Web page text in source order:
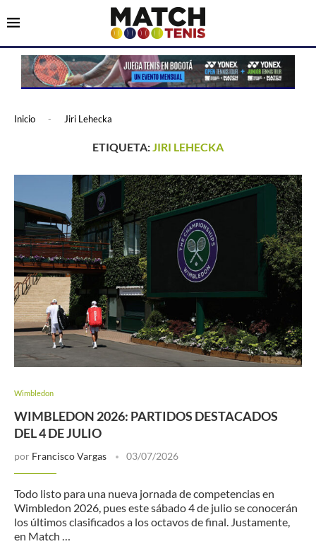
Inicio - Jiri Lehecka
ETIQUETA:JIRI LEHECKA
Wimbledon
WIMBLEDON 2026: PARTIDOS DESTACADOS
DEL 4 DE JULIO
por Francisco Vargas 03/07/2026
Todo listo para una nueva jornada de competencias en
Wimbledon 2026, pues este sábado 4 de julio se conocerán
los últimos clasificados a los octavos de final. Justamente,
en Match …